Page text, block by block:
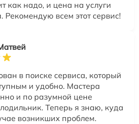
как надо, и цена на услуги
Рекомендую всем этот сервис!
в поиске сервиса, который
и удобно. Мастера
и по разумной цене
Теперь я знаю, куда
возникших проблем.